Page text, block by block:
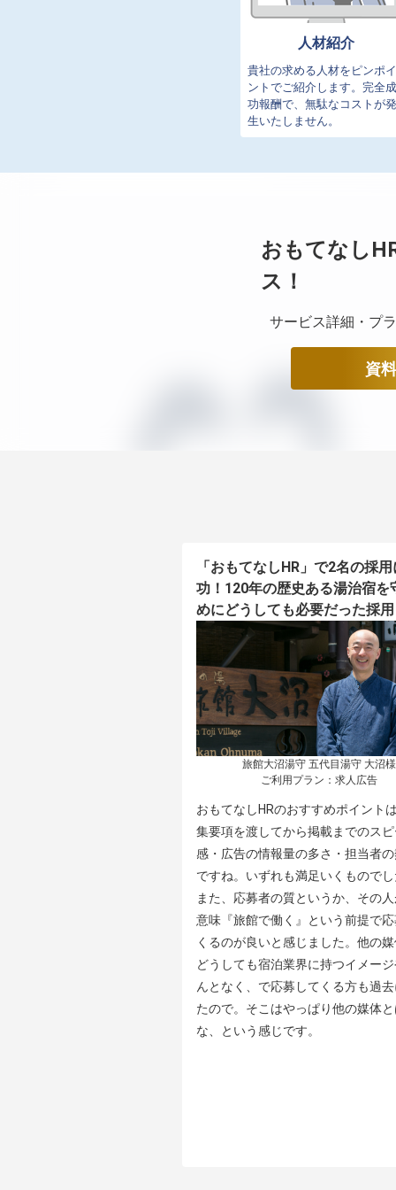
人材紹介
貴社の求める人材をピンポイ
ントでご紹介します。完全成
功報酬で、無駄なコストが発
生いたしません。
おもてなし
ス！
サービス詳細・プ
資
「おもてなしHR」で2名の採
功！120年の歴史ある湯治宿を
めにどうしても必要だった採用
旅館大沼湯守 五代目湯守 大沼様
ご利用プラン：求人広告
おもてなしHRのおすすめポイント
集要項を渡してから掲載までのス
感・広告の情報量の多さ・担当者
ですね。いずれも満足いくもので
また、応募者の質というか、その
意味『旅館で働く』という前提で
くるのが良いと感じました。他の
どうしても宿泊業界に持つイメー
んとなく、で応募してくる方も過
たので。そこはやっぱり他の媒体
な、という感じです。